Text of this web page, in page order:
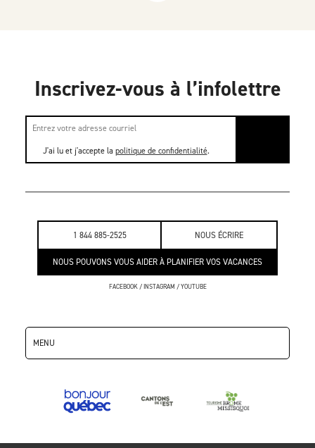
1 844 885-2525 NOUS ÉCRIRE
NOUS POUVONS VOUS AIDER À PLANIFIER VOS VACANCES
FACEBOOK/ INSTAGRAM /YOUTUBE
MENU
Inscrivez-vous à l’infolettre
J'ai lu et j'accepte la politique de confidentialité.